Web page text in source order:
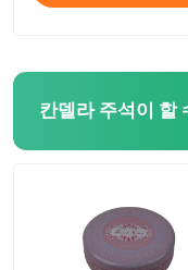
비스킷 주석이 할
칸델라 주석이 할
초콜릿 주석 박스
칸델라 주석이 할